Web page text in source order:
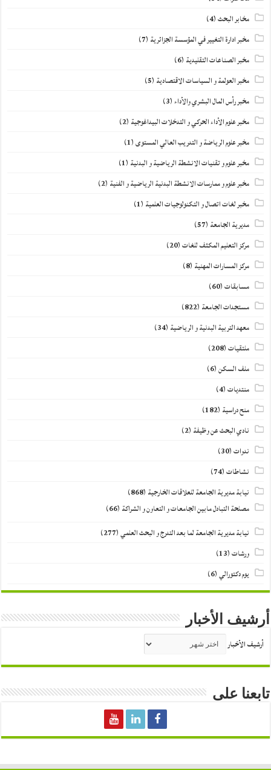
مخابر البحث(4)
مخبر ادارة التغيير في المؤسسة الجزائرية (7)
مخبر الصناعات التقليدية (6)
مخبر العولمة و السياسات الاقتصادية (5)
مخبر رأس المال البشري والأداء(3)
مخبر علوم الأداء الحركي و التدخلات البيداغوجية (2)
مخبر علوم الرياضة و التدريب العالي المستوى(1)
مخبر علوم و تقنيات الانشطة الرياضية و البدنية (1)
مخبر علوم و ممارسات الانشطة البدنية الرياضية و الفنية (2)
مخبر لغات اتصال و التكنولوجيات العلمية (1)
مديرية الجامعة (57)
مركز التعليم المكثف للغات(20)
مركز المسارات المهنية (8)
مسابقات(60)
مستجدات الجامعة (822)
معهد التربية البدنية و الرياضية (34)
ملتقيات(208)
ملف السكن(6)
منتديات(4)
منح دراسية (182)
نادي البحث عن وظيفة (2)
ندوات(30)
نشاطات(74)
نيابة مديرية الجامعة للعلاقات الخارجية (868)
مصلحة التبادل مابين الجامعات و التعاون و الشراكة (66)
نيابة مديرية الجامعة لما بعد التدرج و البحث العلمي(277)
ورشات(13)
يوم دكتورالي(6)
أرشيف الأخبار
أرشيف الأخبار
تابعنا على